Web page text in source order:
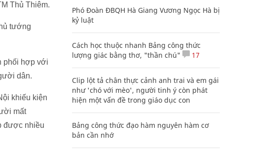
Thủ Thiêm.
tướng
phối hợp với
dân.
khiếu kiện
mất
được nhiều
Phó Đoàn ĐBQH Hà Giang Vương Ngọc Hà bị
kỷ luật
Cách học thuộc nhanh Bảng công thức
lượng giác bằng thơ, "thần chú"
17
Clip lột tả chân thực cảnh anh trai và em gái
như 'chó với mèo', người tinh ý còn phát
hiện một vấn đề trong giáo dục con
Bảng công thức đạo hàm nguyên hàm cơ
bản cần nhớ